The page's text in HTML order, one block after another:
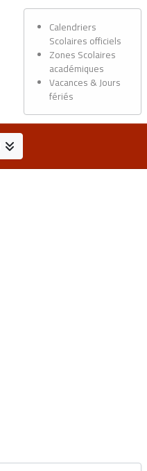
Calendriers
Scolaires officiels
Zones Scolaires
académiques
Vacances & Jours
fériés